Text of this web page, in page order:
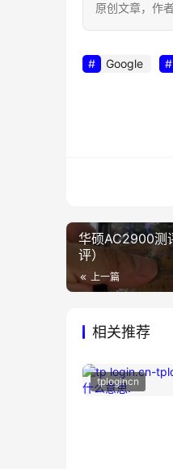
原创文章，作
Google
华硕AC2900测
评）
上一篇
相关推荐
tplogincn